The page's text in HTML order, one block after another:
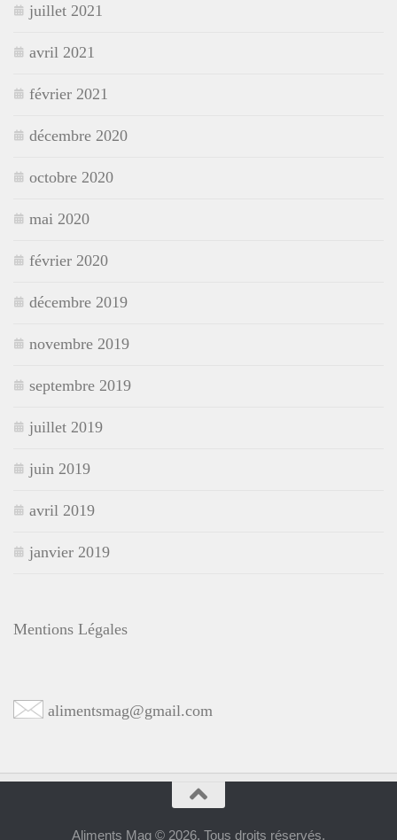
juillet 2021
avril 2021
février 2021
décembre 2020
octobre 2020
mai 2020
février 2020
décembre 2019
novembre 2019
septembre 2019
juillet 2019
juin 2019
avril 2019
janvier 2019
Mentions Légales
alimentsmag@gmail.com
Aliments Mag © 2026. Tous droits réservés.